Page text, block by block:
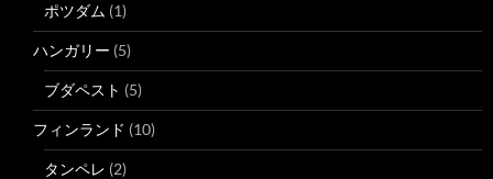
ポツダム (1)
ハンガリー (5)
ブダペスト (5)
フィンランド (10)
タンペレ (2)